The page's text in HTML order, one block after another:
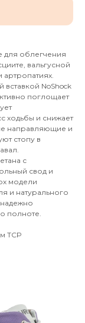
для облегчения
вальгусной
NoShock
поглощает
ходьбы и снижает
направляющие и
стопу в
с
свод и
модели
и натурального
полноте.
ТСР